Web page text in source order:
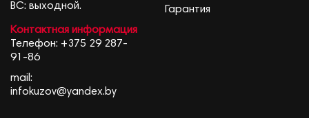
ВС: выходной.
Контактная информация
Телефон: +375 29 287-
91-86
mail:
infokuzov@yandex.by
Гарантия